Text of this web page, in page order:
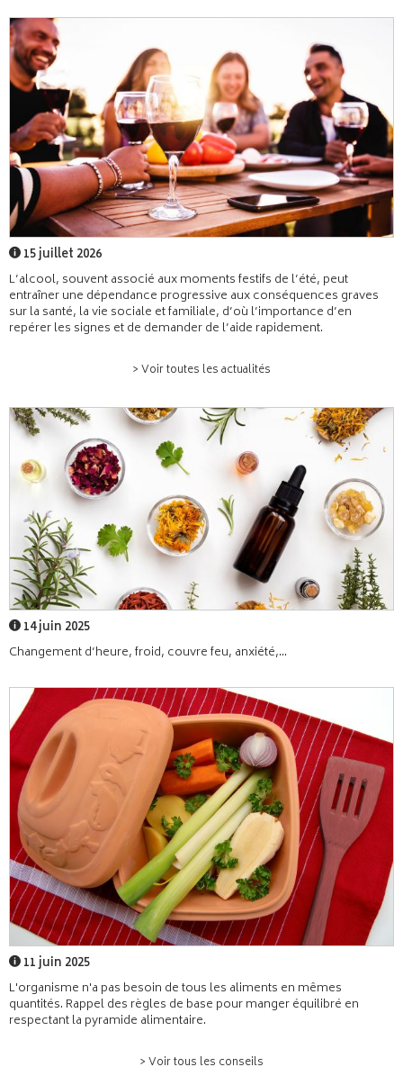
15 juillet 2026
L’alcool, souvent associé aux moments festifs de l’été, peut
entraîner une dépendance progressive aux conséquences graves
sur la santé, la vie sociale et familiale, d’où l’importance d’en
repérer les signes et de demander de l’aide rapidement.
> Voir toutes les actualités
14 juin 2025
Changement d’heure, froid, couvre feu, anxiété,...
11 juin 2025
L'organisme n'a pas besoin de tous les aliments en mêmes
quantités. Rappel des règles de base pour manger équilibré en
respectant la pyramide alimentaire.
> Voir tous les conseils